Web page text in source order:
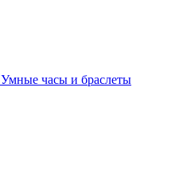
Умные часы и браслеты